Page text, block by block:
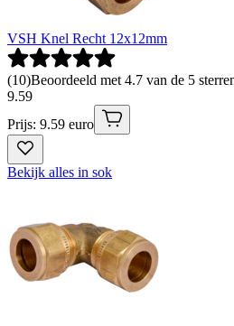
VSH Knel Recht 12x12mm
(10)Beoordeeld met 4.7 van de 5
9.59
Prijs: 9.59 euro
Bekijk alles in sok